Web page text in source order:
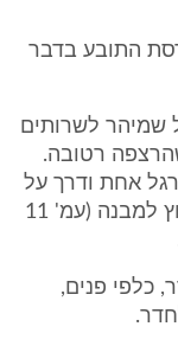
התובע בדבר
שמיהר לשרותים
רטובה.
אחת ודרך על
השטיח, השטיח יצא מתחת לרגליו מחוץ למבנה (עמ' 11
כלפי פנים,